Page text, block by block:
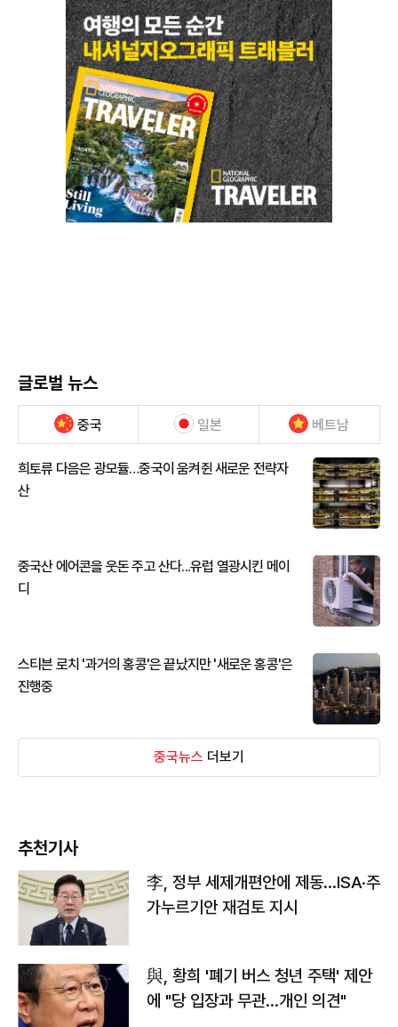
글로벌 뉴스
중국 일본 베트남
희토류 다음은 광모듈…중국이 움켜쥔 새로운 전략자
산
중국산 에어콘을 웃돈 주고 산다...유럽 열광시킨 메이
디
스티븐 로치 '과거의 홍콩'은 끝났지만 '새로운 홍콩'은
진행중
중국뉴스 더보기
추천기사
李, 정부 세제개편안에 제동…ISA·주
가누르기안 재검토 지시
與, 황희 '폐기 버스 청년 주택' 제안
에 "당 입장과 무관…개인 의견"